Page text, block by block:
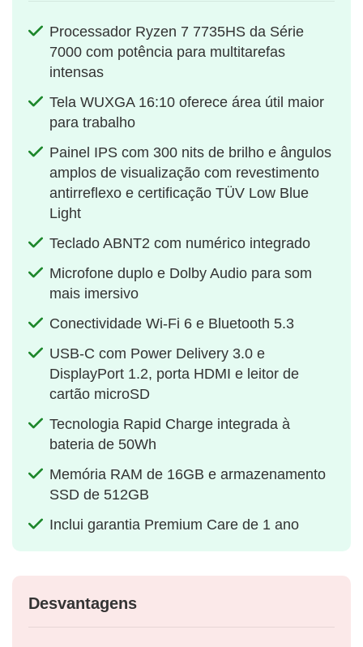
Processador Ryzen 7 7735HS da Série
7000 com potência para multitarefas
intensas
Tela WUXGA 16:10 oferece área útil maior
para trabalho
Painel IPS com 300 nits de brilho e ângulos
amplos de visualização com revestimento
antirreflexo e certificação TÜV Low Blue
Light
Teclado ABNT2 com numérico integrado
Microfone duplo e Dolby Audio para som
mais imersivo
Conectividade Wi-Fi 6 e Bluetooth 5.3
USB-C com Power Delivery 3.0 e
DisplayPort 1.2, porta HDMI e leitor de
cartão microSD
Tecnologia Rapid Charge integrada à
bateria de 50Wh
Memória RAM de 16GB e armazenamento
SSD de 512GB
Inclui garantia Premium Care de 1 ano
Desvantagens